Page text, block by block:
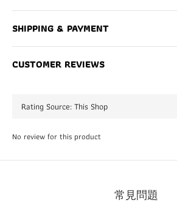
SHIPPING & PAYMENT
CUSTOMER REVIEWS
No review for this product
常見問題